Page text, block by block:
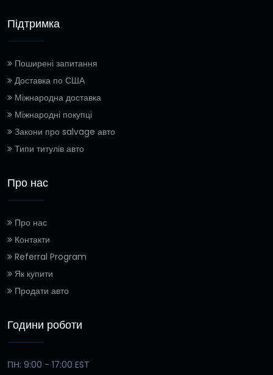
Підтримка
Поширені запитання
Доставка по США
Міжнародна доставка
Міжнародні покупці
Закони про salvage авто
Типи титулів авто
Про нас
Про нас
Контакти
Referral Program
Як купити
Продати авто
Години роботи
ПН: 9:00 - 17:00 EST